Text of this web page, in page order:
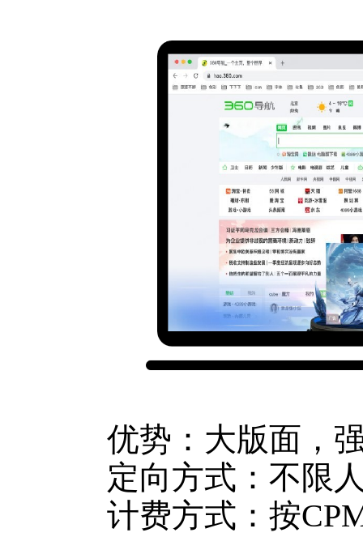
优势：大版面，强
定向方式：不限人
计费方式：按